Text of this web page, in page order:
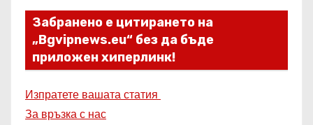
Забранено е цитирането на
„Bgvipnews.eu“ без да бъде
приложен хиперлинк!
Изпратете вашата статия
За връзка с нас